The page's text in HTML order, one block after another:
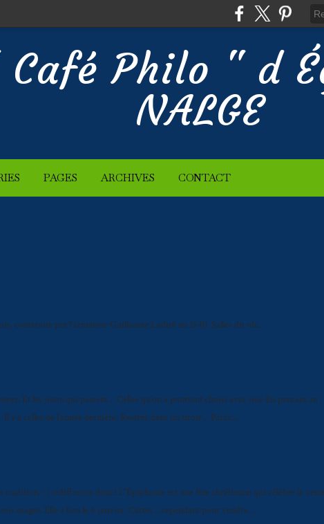
Café Philo " d
NALGE
PAGES ARCHIVES CONTACT
construite par l'armateur Guillaume Ladiré en 1540. Salles du rdc.
Et les jours qui passent… Celles qu’on a pourtant choisi avec joie En pensant au
a celles de l’année dernière, Restées dans un tiroir… Parce...
tradition :-) rediffusion donc! L'Épiphanie est une fête chrétienne qui célèbre la
mages. Elle a lieu le 6 janvier. Certes ...cependant pour vendre...